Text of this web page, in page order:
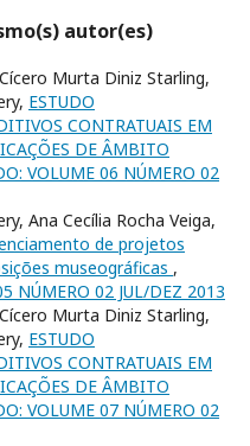
autor(es)
Murta Diniz Starling,
ESTUDO
CONTRATUAIS EM
DE ÂMBITO
VOLUME 06 NÚMERO 02
Ana Cecília Rocha Veiga,
de projetos
museográficas ,
NÚMERO 02 JUL/DEZ 2013
Murta Diniz Starling,
ESTUDO
CONTRATUAIS EM
DE ÂMBITO
VOLUME 07 NÚMERO 02